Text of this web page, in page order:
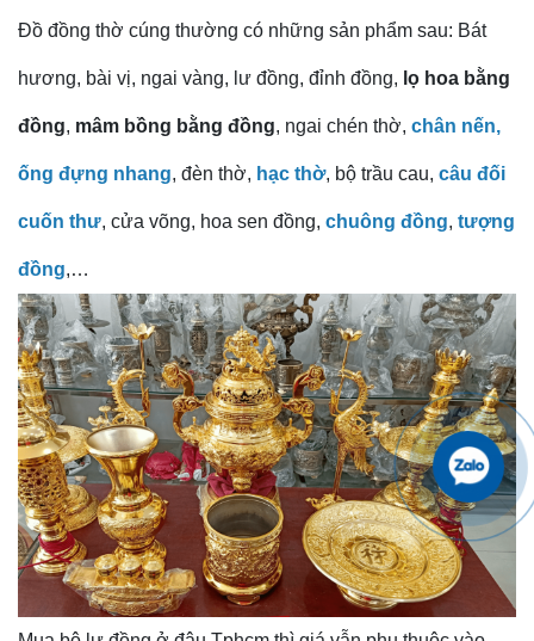
Đồ đồng thờ cúng thường có những sản phẩm sau: Bát
hương, bài vị, ngai vàng, lư đồng, đỉnh đồng, lọ hoa bằng
đồng, mâm bồng bằng đồng, ngai chén thờ, chân nến,
ống đựng nhang, đèn thờ, hạc thờ, bộ trầu cau, câu đối
cuốn thư, cửa võng, hoa sen đồng, chuông đồng, tượng
đồng,…